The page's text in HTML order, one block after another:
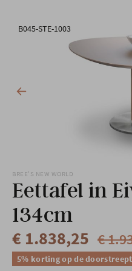
B045-STE-1003
BREE'S NEW WORLD
Eettafel in
134cm
€ 1.838,25 €
5% korting op de